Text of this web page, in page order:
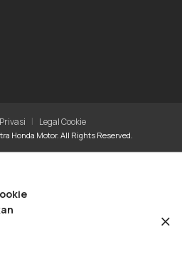
| Legal Cookie
Honda Motor. All Rights Reserved.